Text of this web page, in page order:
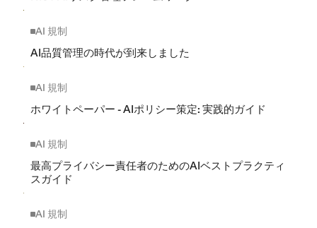
AI 規制
AI品質管理の時代が到来しました
AI 規制
ホワイトペーパー - AIポリシー策定: 実践的ガイド
AI 規制
最高プライバシー責任者のためのAIベストプラクティ
スガイド
AI 規制